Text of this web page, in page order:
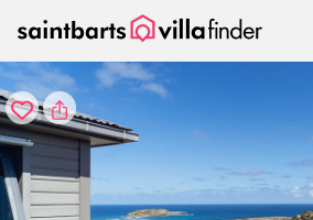
Cookies beheer paneel